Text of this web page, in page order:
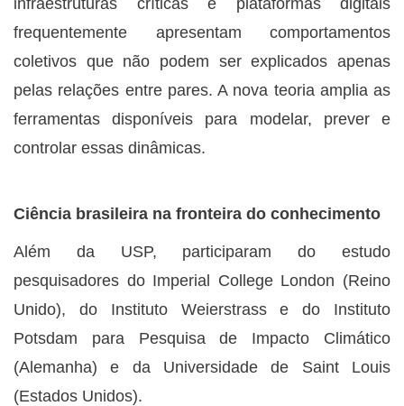
frequentemente apresentam comportamentos
coletivos que não podem ser explicados apenas
pelas relações entre pares. A nova teoria amplia as
ferramentas disponíveis para modelar, prever e
controlar essas dinâmicas.
Ciência brasileira na fronteira do conhecimento
Além da USP, participaram do estudo
pesquisadores do Imperial College London (Reino
Unido), do Instituto Weierstrass e do Instituto
Potsdam para Pesquisa de Impacto Climático
(Alemanha) e da Universidade de Saint Louis
(Estados Unidos).